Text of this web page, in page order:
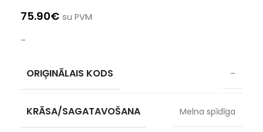
75.90€ su PVM
–
ORIĢINĀLAIS KODS –
KRĀSA/SAGATAVOŠANA Melna spīdīga